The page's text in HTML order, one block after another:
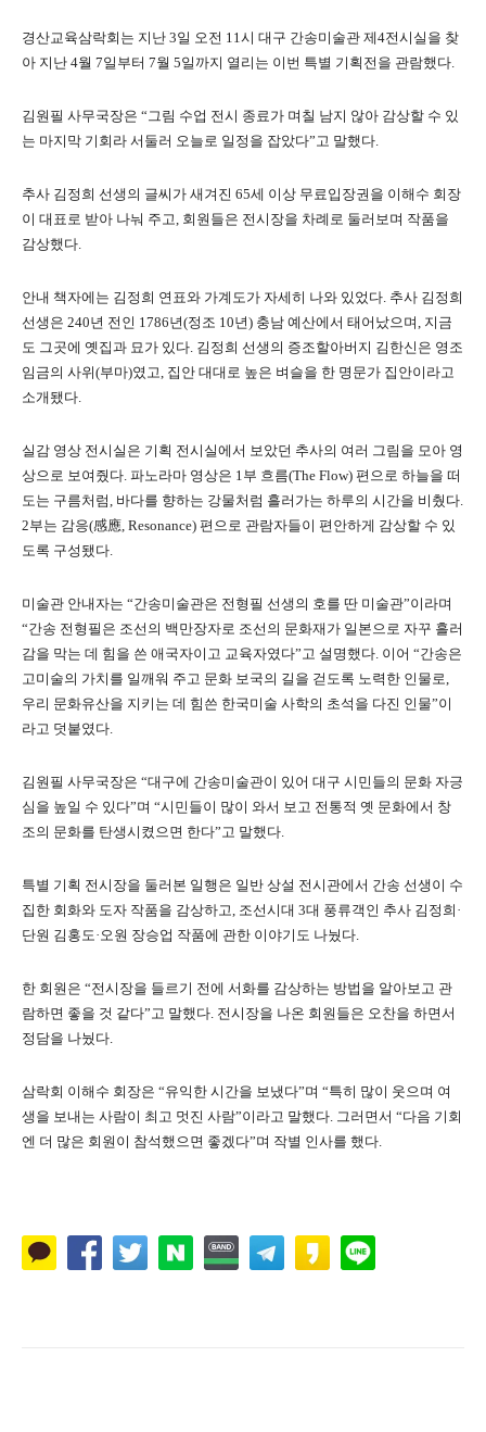
경산교육삼락회는 지난 3일 오전 11시 대구 간송미술관 제4전시실을 찾
아 지난 4월 7일부터 7월 5일까지 열리는 이번 특별 기획전을 관람했다.
김원필 사무국장은 “그림 수업 전시 종료가 며칠 남지 않아 감상할 수 있
는 마지막 기회라 서둘러 오늘로 일정을 잡았다”고 말했다.
추사 김정희 선생의 글씨가 새겨진 65세 이상 무료입장권을 이해수 회장
이 대표로 받아 나눠 주고, 회원들은 전시장을 차례로 둘러보며 작품을
감상했다.
안내 책자에는 김정희 연표와 가계도가 자세히 나와 있었다. 추사 김정희
선생은 240년 전인 1786년(정조 10년) 충남 예산에서 태어났으며, 지금
도 그곳에 옛집과 묘가 있다. 김정희 선생의 증조할아버지 김한신은 영조
임금의 사위(부마)였고, 집안 대대로 높은 벼슬을 한 명문가 집안이라고
소개됐다.
실감 영상 전시실은 기획 전시실에서 보았던 추사의 여러 그림을 모아 영
상으로 보여줬다. 파노라마 영상은 1부 흐름(The Flow) 편으로 하늘을 떠
도는 구름처럼, 바다를 향하는 강물처럼 흘러가는 하루의 시간을 비췄다.
2부는 감응(感應, Resonance) 편으로 관람자들이 편안하게 감상할 수 있
도록 구성됐다.
미술관 안내자는 “간송미술관은 전형필 선생의 호를 딴 미술관”이라며
“간송 전형필은 조선의 백만장자로 조선의 문화재가 일본으로 자꾸 흘러
감을 막는 데 힘을 쓴 애국자이고 교육자였다”고 설명했다. 이어 “간송은
고미술의 가치를 일깨워 주고 문화 보국의 길을 걷도록 노력한 인물로,
우리 문화유산을 지키는 데 힘쓴 한국미술 사학의 초석을 다진 인물”이
라고 덧붙였다.
김원필 사무국장은 “대구에 간송미술관이 있어 대구 시민들의 문화 자긍
심을 높일 수 있다”며 “시민들이 많이 와서 보고 전통적 옛 문화에서 창
조의 문화를 탄생시켰으면 한다”고 말했다.
특별 기획 전시장을 둘러본 일행은 일반 상설 전시관에서 간송 선생이 수
집한 회화와 도자 작품을 감상하고, 조선시대 3대 풍류객인 추사 김정희·
단원 김홍도·오원 장승업 작품에 관한 이야기도 나눴다.
한 회원은 “전시장을 들르기 전에 서화를 감상하는 방법을 알아보고 관
람하면 좋을 것 같다”고 말했다. 전시장을 나온 회원들은 오찬을 하면서
정담을 나눴다.
삼락회 이해수 회장은 “유익한 시간을 보냈다”며 “특히 많이 웃으며 여
생을 보내는 사람이 최고 멋진 사람”이라고 말했다. 그러면서 “다음 기회
엔 더 많은 회원이 참석했으면 좋겠다”며 작별 인사를 했다.